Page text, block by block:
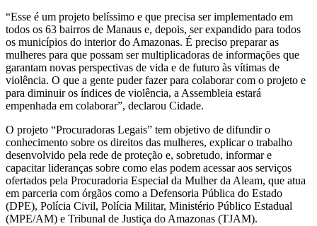
“Esse é um projeto belíssimo e que precisa ser implementado em
todos os 63 bairros de Manaus e, depois, ser expandido para todos
os municípios do interior do Amazonas. É preciso preparar as
mulheres para que possam ser multiplicadoras de informações que
garantam novas perspectivas de vida e de futuro às vítimas de
violência. O que a gente puder fazer para colaborar com o projeto e
para diminuir os índices de violência, a Assembleia estará
empenhada em colaborar”, declarou Cidade.
O projeto “Procuradoras Legais” tem objetivo de difundir o
conhecimento sobre os direitos das mulheres, explicar o trabalho
desenvolvido pela rede de proteção e, sobretudo, informar e
capacitar lideranças sobre como elas podem acessar aos serviços
ofertados pela Procuradoria Especial da Mulher da Aleam, que atua
em parceria com órgãos como a Defensoria Pública do Estado
(DPE), Polícia Civil, Polícia Militar, Ministério Público Estadual
(MPE/AM) e Tribunal de Justiça do Amazonas (TJAM).